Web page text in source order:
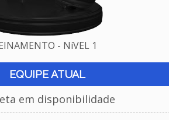
- NíVEL 1
EQUIPE ATUAL
em disponibilidade